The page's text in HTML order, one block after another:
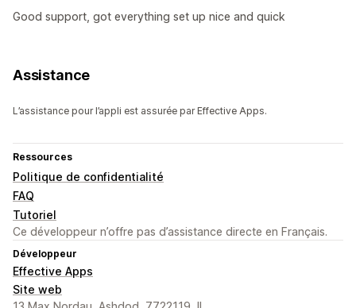
Good support, got everything set up nice and quick
Assistance
L’assistance pour l’appli est assurée par Effective Apps.
Ressources
Politique de confidentialité
FAQ
Tutoriel
Ce développeur n’offre pas d’assistance directe en Français.
Développeur
Effective Apps
Site web